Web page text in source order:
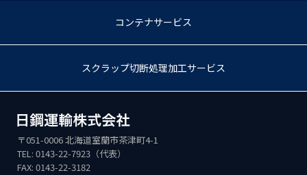
コンテナサービス
スクラップ切断処理加工サービス
〒051-0006 北海道室蘭市茶津町4-1
TEL: 0143-22-7923（代表）
FAX: 0143-22-3182